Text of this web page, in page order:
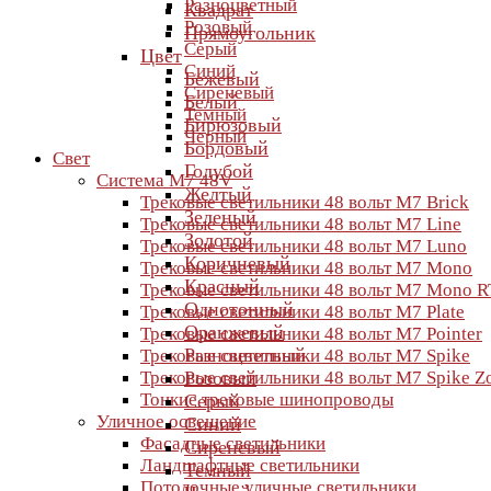
Разноцветный
Розовый
Серый
Синий
Сиреневый
Темный
Черный
Свет
Система M7 48V
Трековые светильники 48 вольт M7 Brick
Трековые светильники 48 вольт M7 Line
Трековые светильники 48 вольт M7 Luno
Трековые светильники 48 вольт M7 Mono
Трековые светильники 48 вольт M7 Mono
Трековые светильники 48 вольт M7 Plate
Трековые светильники 48 вольт M7 Pointer
Трековые светильники 48 вольт M7 Spike
Трековые светильники 48 вольт M7 Spike
Тонкие трековые шинопроводы
Уличное освещение
Фасадные светильники
Ландшафтные светильники
Квадрат
Прямоугольник
Цвет
Бежевый
Белый
Бирюзовый
Бордовый
Голубой
Желтый
Зеленый
Золотой
Коричневый
Красный
Однотонный
Оранжевый
Разноцветный
Розовый
Серый
Синий
Сиреневый
Темный